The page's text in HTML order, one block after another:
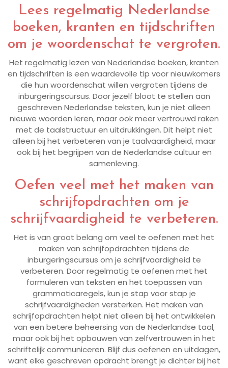
Lees regelmatig Nederlandse
boeken, kranten en tijdschriften
om je woordenschat te vergroten.
Het regelmatig lezen van Nederlandse boeken, kranten
en tijdschriften is een waardevolle tip voor nieuwkomers
die hun woordenschat willen vergroten tijdens de
inburgeringscursus. Door jezelf bloot te stellen aan
geschreven Nederlandse teksten, kun je niet alleen
nieuwe woorden leren, maar ook meer vertrouwd raken
met de taalstructuur en uitdrukkingen. Dit helpt niet
alleen bij het verbeteren van je taalvaardigheid, maar
ook bij het begrijpen van de Nederlandse cultuur en
samenleving.
Oefen veel met het maken van
schrijfopdrachten om je
schrijfvaardigheid te verbeteren.
Het is van groot belang om veel te oefenen met het
maken van schrijfopdrachten tijdens de
inburgeringscursus om je schrijfvaardigheid te
verbeteren. Door regelmatig te oefenen met het
formuleren van teksten en het toepassen van
grammaticaregels, kun je stap voor stap je
schrijfvaardigheden versterken. Het maken van
schrijfopdrachten helpt niet alleen bij het ontwikkelen
van een betere beheersing van de Nederlandse taal,
maar ook bij het opbouwen van zelfvertrouwen in het
schriftelijk communiceren. Blijf dus oefenen en uitdagen,
want elke geschreven opdracht brengt je dichter bij het